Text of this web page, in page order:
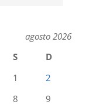
agosto 2026
S
D
1
2
8
9